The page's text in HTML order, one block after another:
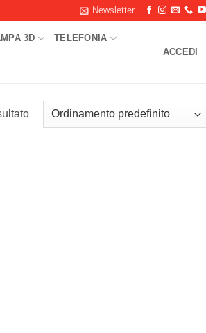
Newsletter
3D TELEFONIA
ACCEDI